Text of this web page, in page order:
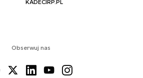
Obserwuj nas
KADECIRP.PL